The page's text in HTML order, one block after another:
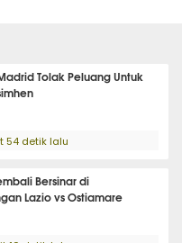
Tolak Peluang Untuk
54 detik lalu
Bersinar di
Lazio vs Ostiamare